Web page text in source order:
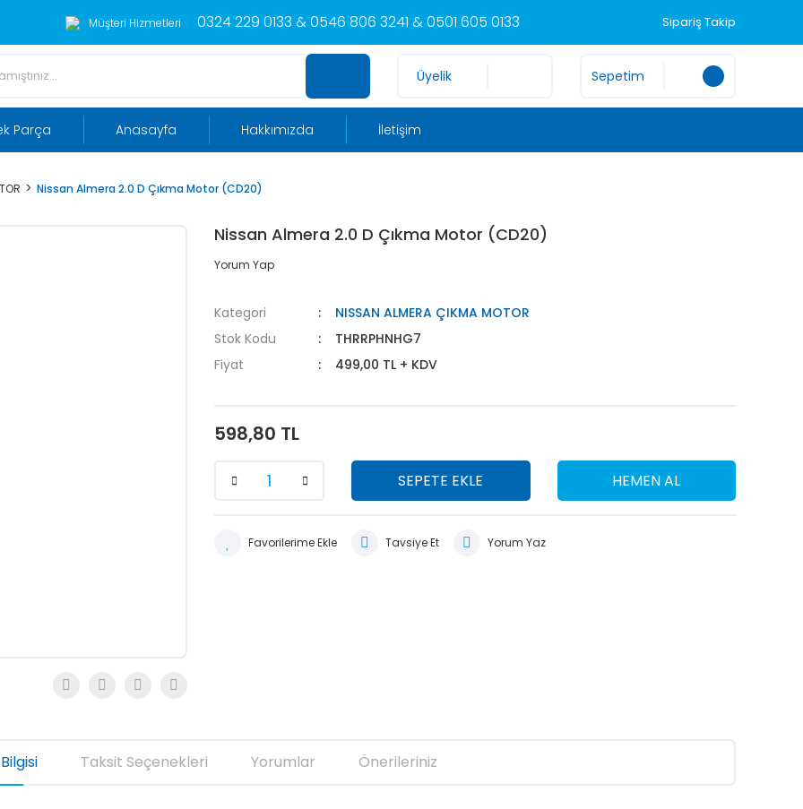
Müşteri Hizmetleri 0324 229 0133 & 0546 806 3241 & 0501 605 0133 Sipariş Takip
Üyelik Sepetim
Parça Anasayfa Hakkımızda İletişim
Nissan Almera 2.0 D Çıkma Motor (CD20)
Nissan Almera 2.0 D Çıkma Motor (CD20)
Yorum Yap
Kategori
NISSAN ALMERA ÇIKMA MOTOR
Stok Kodu
THRRPHNHG7
Fiyat
499,00 TL + KDV
598,80 TL
SEPETE EKLE HEMEN AL
Tavsiye Et Yorum Yaz
Taksit Seçenekleri Yorumlar Önerileriniz